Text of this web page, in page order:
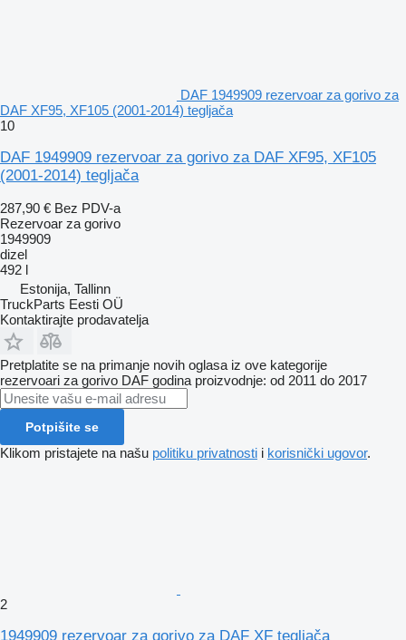
DAF 1949909 rezervoar za gorivo za
DAF XF95, XF105 (2001-2014) tegljača
10
DAF 1949909 rezervoar za gorivo za DAF XF95, XF105
(2001-2014) tegljača
287,90 € Bez PDV-a
Rezervoar za gorivo
1949909
dizel
492 l
Estonija, Tallinn
TruckParts Eesti OÜ
Kontaktirajte prodavatelja
Pretplatite se na primanje novih oglasa iz ove kategorije
rezervoari za gorivo DAF godina proizvodnje: od 2011 do 2017
Potpišite se
Klikom pristajete na našu politiku privatnosti i korisnički ugovor.
2
1949909 rezervoar za gorivo za DAF XF tegljača